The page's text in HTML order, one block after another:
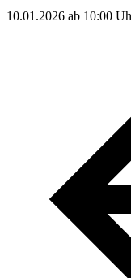
10.01.2026 ab 10:00